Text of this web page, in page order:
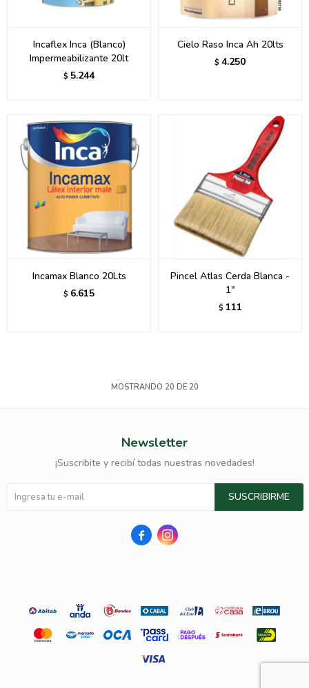
Incaflex Inca (Blanco)
Impermeabilizante 20lt
$ 5.244
Cielo Raso Inca Ah 20lts
$ 4.250
Incamax Blanco 20Lts
$ 6.615
Pincel Atlas Cerda Blanca -
1"
$ 111
MOSTRANDO 20 DE 20
Newsletter
¡Suscribite y recibí todas nuestras novedades!
SUSCRIBIRME
 